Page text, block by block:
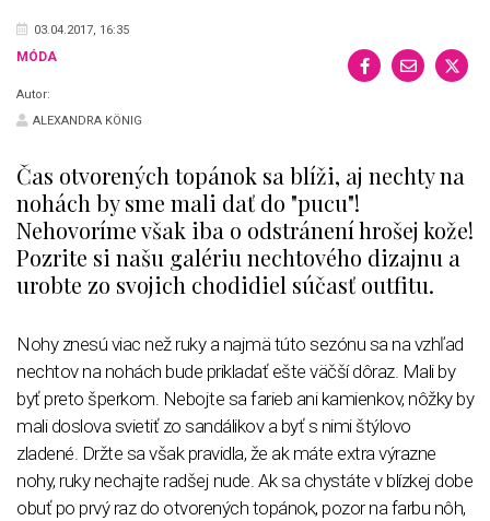
03.04.2017, 16:35
MÓDA
Autor:
ALEXANDRA KÖNIG
Čas otvorených topánok sa blíži, aj nechty na
nohách by sme mali dať do "pucu"!
Nehovoríme však iba o odstránení hrošej kože!
Pozrite si našu galériu nechtového dizajnu a
urobte zo svojich chodidiel súčasť outfitu.
Nohy znesú viac než ruky a najmä túto sezónu sa na vzhľad
nechtov na nohách bude prikladať ešte väčší dôraz. Mali by
byť preto šperkom. Nebojte sa farieb ani kamienkov, nôžky by
mali doslova svietiť zo sandálikov a byť s nimi štýlovo
zladené. Držte sa však pravidla, že ak máte extra výrazne
nohy, ruky nechajte radšej nude. Ak sa chystáte v blízkej dobe
obuť po prvý raz do otvorených topánok, pozor na farbu nôh,